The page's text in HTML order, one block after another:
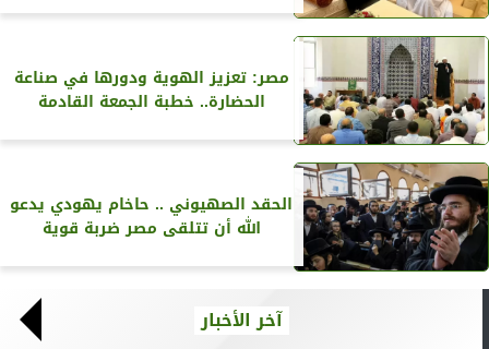
مصر: تعزيز الهوية ودورها في صناعة
الحضارة.. خطبة الجمعة القادمة
الحقد الصهيوني .. حاخام يهودي يدعو
الله أن تتلقى مصر ضربة قوية
آخر الأخبار